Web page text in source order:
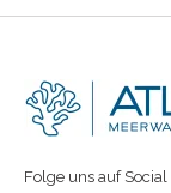
Folge uns auf Social